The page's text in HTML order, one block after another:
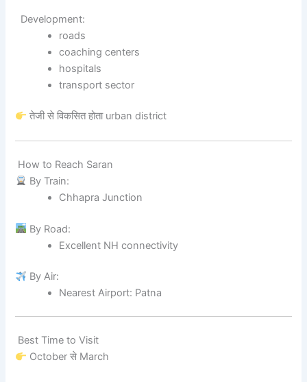
Development:
roads
coaching centers
hospitals
transport sector
तेजी से विकसित होता urban district
How to Reach Saran
By Train:
Chhapra Junction
By Road:
Excellent NH connectivity
By Air:
Nearest Airport: Patna
Best Time to Visit
October से March